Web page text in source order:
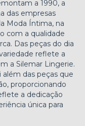
a 1990, a
das empresas
Moda Íntima, na
com a qualidade
Das peças do dia
reflete a
a Silemar Lingerie.
das peças que
proporcionando
a dedicação
única para